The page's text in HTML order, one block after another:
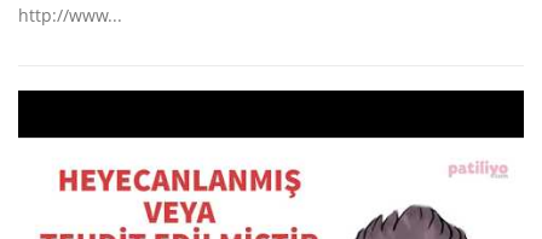
http://www...